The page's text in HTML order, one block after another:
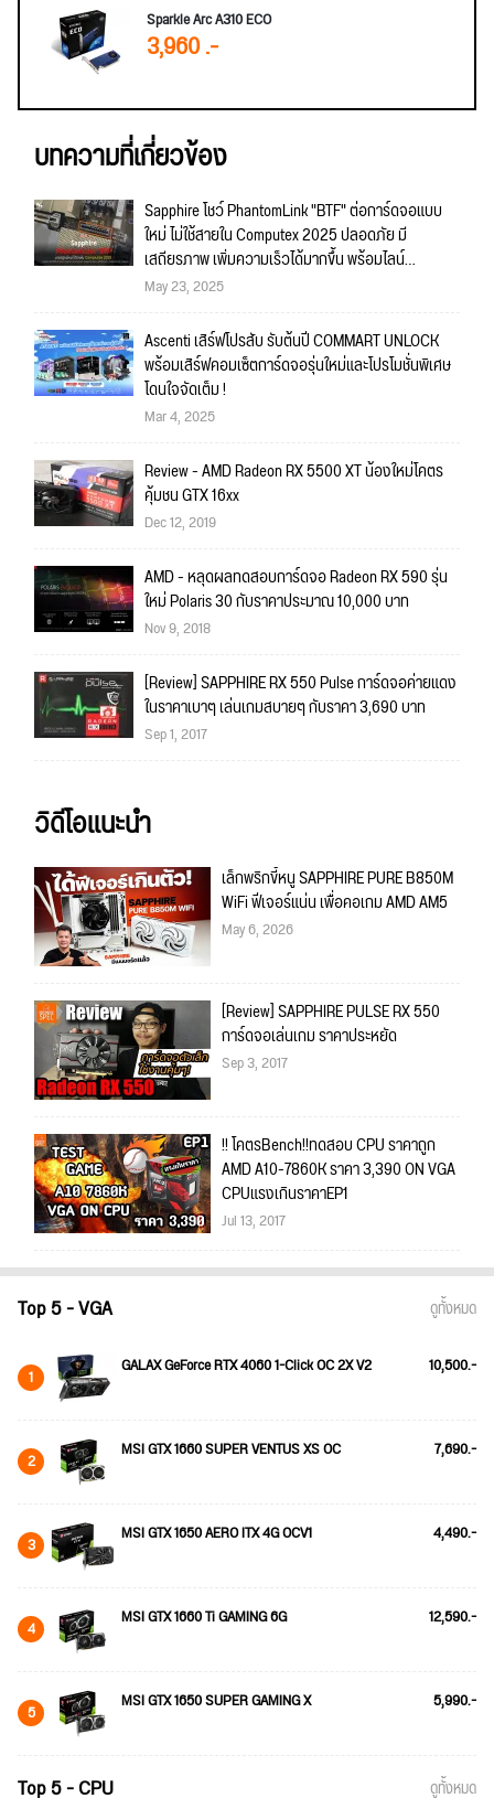
Sparkle Arc A310 ECO
3,960 .-
บทความที่เกี่ยวข้อง
Sapphire โชว์ PhantomLink "BTF" ต่อการ์ดจอแบบ
ใหม่ ไม่ใช้สายใน Computex 2025 ปลอดภัย มี
เสถียรภาพ เพิ่มความเร็วได้มากขึ้น พร้อมไลน์
เมนบอร์ดและการ์ดจอรุ่นใหม่
May 23, 2025
Ascenti เสิร์ฟโปรสับ รับต้นปี COMMART UNLOCK
พร้อมเสิร์ฟคอมเซ็ตการ์ดจอรุ่นใหม่และโปรโมชั่นพิเศษ
โดนใจจัดเต็ม !
Mar 4, 2025
Review - AMD Radeon RX 5500 XT น้องใหม่โคตร
คุ้มชน GTX 16xx
Dec 12, 2019
AMD - หลุดผลทดสอบการ์ดจอ Radeon RX 590 รุ่น
ใหม่ Polaris 30 กับราคาประมาณ 10,000 บาท
Nov 9, 2018
[Review] SAPPHIRE RX 550 Pulse การ์ดจอค่ายแดง
ในราคาเบาๆ เล่นเกมสบายๆ กับราคา 3,690 บาท
Sep 1, 2017
วิดีโอแนะนำ
เล็กพริกขี้หนู SAPPHIRE PURE B850M
WiFi ฟีเจอร์แน่น เพื่อคอเกม AMD AM5
May 6, 2026
[Review] SAPPHIRE PULSE RX 550
การ์ดจอเล่นเกม ราคาประหยัด
Sep 3, 2017
!! โคตรBench!!ทดสอบ CPU ราคาถูก
AMD A10-7860K ราคา 3,390 ON VGA
CPUแรงเกินราคาEP1
Jul 13, 2017
Top 5 - VGA ดูทั้งหมด
1 GALAX GeForce RTX 4060 1-Click OC 2X V2 10,500.-
2 MSI GTX 1660 SUPER VENTUS XS OC 7,690.-
3 MSI GTX 1650 AERO ITX 4G OCV1 4,490.-
4 MSI GTX 1660 Ti GAMING 6G 12,590.-
5 MSI GTX 1650 SUPER GAMING X 5,990.-
Top 5 - CPU ดูทั้งหมด